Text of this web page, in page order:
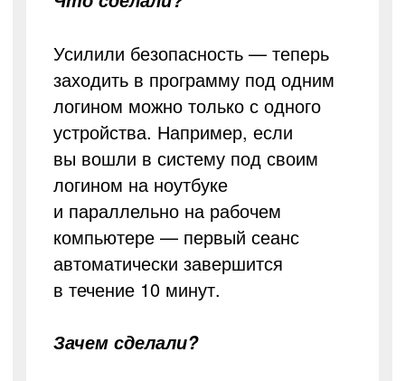
Усилили безопасность — теперь
заходить в программу под одним
логином можно только с одного
устройства. Например, если
вы вошли в систему под своим
логином на ноутбуке
и параллельно на рабочем
компьютере — первый сеанс
автоматически завершится
в течение 10 минут.
Зачем сделали?